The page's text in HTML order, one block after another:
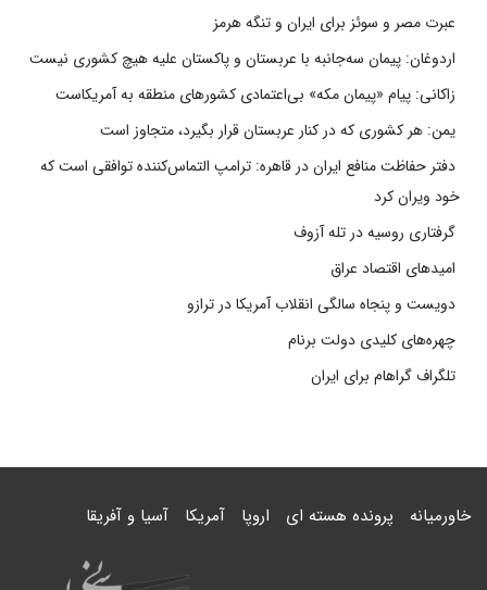
عبرت مصر و سوئز برای ایران و تنگه هرمز
اردوغان: پیمان سه‌جانبه با عربستان و پاکستان علیه هیچ کشوری نیست
زاکانی: پیام «پیمان مکه» بی‌اعتمادی کشورهای منطقه به آمریکاست
یمن: هر کشوری که در کنار عربستان قرار بگیرد، متجاوز است
دفتر حفاظت منافع ایران در قاهره: ترامپ التماس‌کننده توافقی است که
خود ویران کرد
گرفتاری روسیه در تله آزوف
امیدهای اقتصاد عراق
دویست و پنجاه سالگی انقلاب آمریکا در ترازو
چهره‌های کلیدی دولت برنام
تلگراف گراهام برای ایران
خاورمیانه پرونده هسته ای اروپا آمریکا آسیا و آفریقا